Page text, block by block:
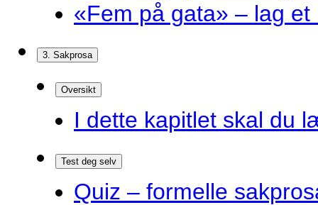
«Fem på gata» – lag et
3. Sakprosa
Oversikt
I dette kapitlet skal du
Test deg selv
Quiz – formelle